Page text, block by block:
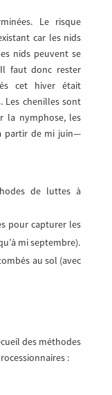
Le risque
car les nids
nids peuvent se
faut donc rester
cet hiver était
Les chenilles sont
la nymphose, les
partir de mi juin—
de luttes à
pour capturer les
mi septembre).
au sol (avec
des méthodes
: